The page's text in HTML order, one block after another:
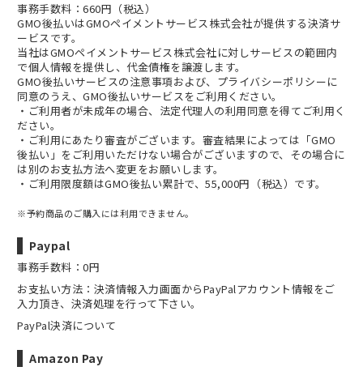
事務手数料：660円（税込）
GMO後払いはGMOペイメントサービス株式会社が提供する決済サ
ービスです。
当社はGMOペイメントサービス株式会社に対しサービスの範囲内
で個人情報を提供し、代金債権を譲渡します。
GMO後払いサービスの注意事項および、 プライバシーポリシーに
同意のうえ、GMO後払いサービスをご利用ください。
・ご利用者が未成年の場合、法定代理人の利用同意を得てご利用く
ださい。
・ご利用にあたり審査がございます。審査結果によっては「GMO
後払い」をご利用いただけない場合がございますので、その場合に
は別のお支払方法へ変更をお願いします。
・ご利用限度額はGMO後払い累計で、55,000円（税込）です。
※予約商品のご購入には利用できません。
Paypal
事務手数料：0円
お支払い方法：決済情報入力画面からPayPalアカウント情報をご
入力頂き、決済処理を行って下さい。
PayPal決済について
Amazon Pay